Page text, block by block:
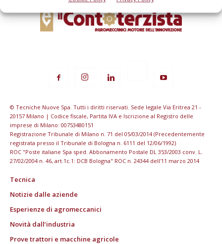
© Tecniche Nuove Spa. Tutti i diritti riservati. Sede legale Via Eritrea 21 -
20157 Milano | Codice fiscale, Partita IVA e Iscrizione al Registro delle
imprese di Milano: 00753480151
Registrazione Tribunale di Milano n. 71 del 05/03/2014 (Precedentemente
registrata presso il Tribunale di Bologna n. 6111 del 12/06/1992)
ROC "Poste italiane Spa sped. Abbonamento Postale DL 353/2003 conv. L.
27/02/2004 n. 46, art.1c.1: DCB Bologna" ROC n. 24344 dell'11 marzo 2014
Tecnica
Notizie dalle aziende
Esperienze di agromeccanici
Novità dall’industria
Prove trattori e macchine agricole